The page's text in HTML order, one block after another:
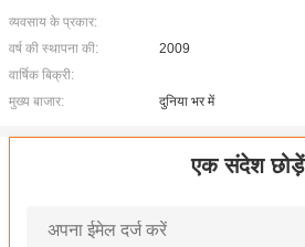
व्यवसाय के प्रकार:
वर्ष की स्थापना की:
2009
वार्षिक बिक्री:
मुख्य बाजार:
दुनिया भर में
एक संदेश छोड़ें